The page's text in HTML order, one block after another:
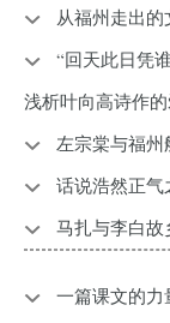
从福州走出的
“回天此日凭
浅析叶向高诗作
左宗棠与福州
话说浩然正气
马扎与李白故
一篇课文的力